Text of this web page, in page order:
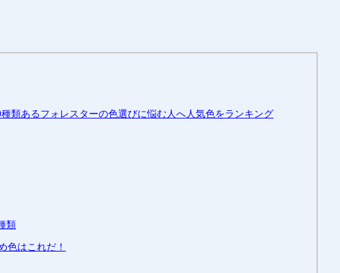
種類あるフォレスターの色選びに悩む人へ人気色をランキング
類
色はこれだ！